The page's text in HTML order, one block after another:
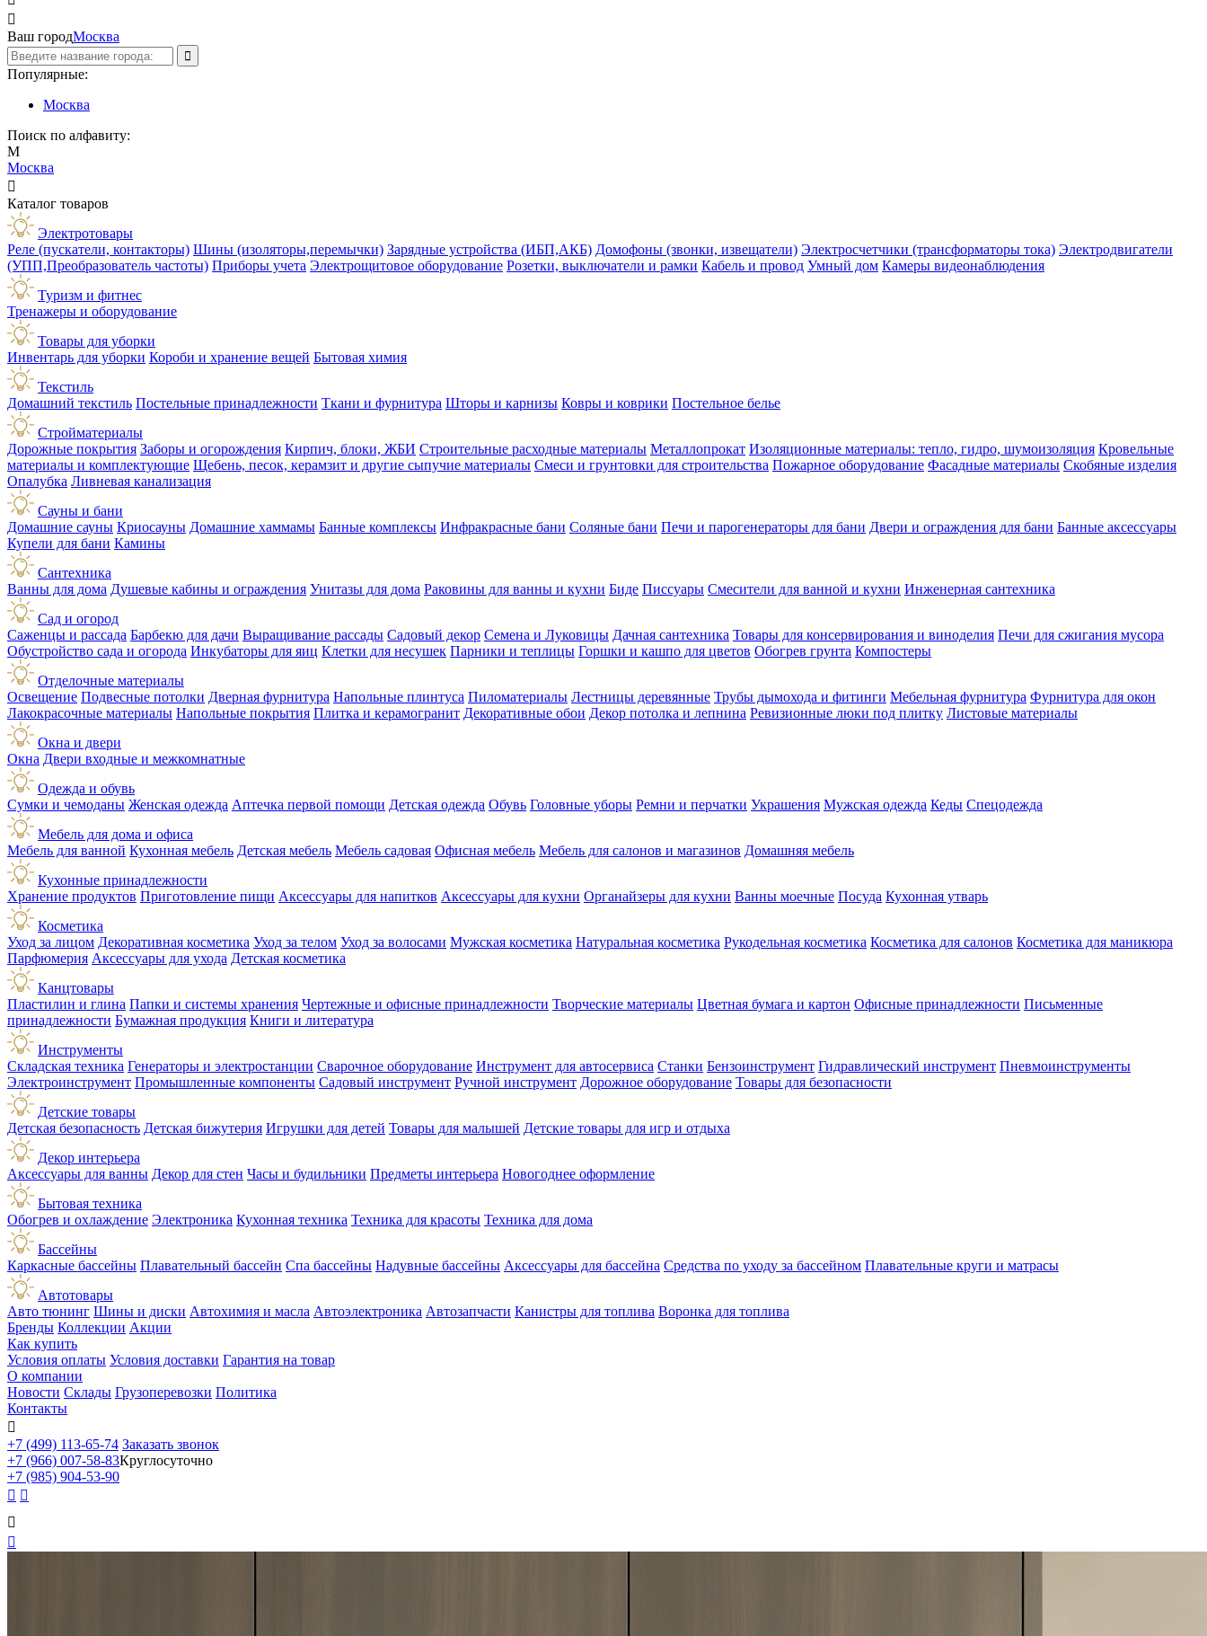

Ваш городМосква
Популярные:
Москва
Поиск по алфавиту:
М
Москва

Каталог товаров
Электротовары
Реле (пускатели, контакторы) Шины (изоляторы,перемычки) Зарядные устройства (ИБП,АКБ) Домофоны (звонки, извещатели) Электросчетчики (трансформаторы тока) Электродвигатели
(УПП,Преобразователь частоты) Приборы учета Электрощитовое оборудование Розетки, выключатели и рамки Кабель и провод Умный дом Камеры видеонаблюдения
Туризм и фитнес
Тренажеры и оборудование
Товары для уборки
Инвентарь для уборки Короби и хранение вещей Бытовая химия
Текстиль
Домашний текстиль Постельные принадлежности Ткани и фурнитура Шторы и карнизы Ковры и коврики Постельное белье
Стройматериалы
Дорожные покрытия Заборы и огорождения Кирпич, блоки, ЖБИ Строительные расходные материалы Металлопрокат Изоляционные материалы: тепло, гидро, шумоизоляция Кровельные
материалы и комплектующие Щебень, песок, керамзит и другие сыпучие материалы Смеси и грунтовки для строительства Пожарное оборудование Фасадные материалы Скобяные изделия
Опалубка Ливневая канализация
Сауны и бани
Домашние сауны Криосауны Домашние хаммамы Банные комплексы Инфракрасные бани Соляные бани Печи и парогенераторы для бани Двери и ограждения для бани Банные аксессуары
Купели для бани Камины
Сантехника
Ванны для дома Душевые кабины и ограждения Унитазы для дома Раковины для ванны и кухни Биде Писсуары Смесители для ванной и кухни Инженерная сантехника
Сад и огород
Саженцы и рассада Барбекю для дачи Выращивание рассады Садовый декор Семена и Луковицы Дачная сантехника Товары для консервирования и виноделия Печи для сжигания мусора
Обустройство сада и огорода Инкубаторы для яиц Клетки для несушек Парники и теплицы Горшки и кашпо для цветов Обогрев грунта Компостеры
Отделочные материалы
Освещение Подвесные потолки Дверная фурнитура Напольные плинтуса Пиломатериалы Лестницы деревянные Трубы дымохода и фитинги Мебельная фурнитура Фурнитура для окон
Лакокрасочные материалы Напольные покрытия Плитка и керамогранит Декоративные обои Декор потолка и лепнина Ревизионные люки под плитку Листовые материалы
Окна и двери
Окна Двери входные и межкомнатные
Одежда и обувь
Сумки и чемоданы Женская одежда Аптечка первой помощи Детская одежда Обувь Головные уборы Ремни и перчатки Украшения Мужская одежда Кеды Спецодежда
Мебель для дома и офиса
Мебель для ванной Кухонная мебель Детская мебель Мебель садовая Офисная мебель Мебель для салонов и магазинов Домашняя мебель
Кухонные принадлежности
Хранение продуктов Приготовление пищи Аксессуары для напитков Аксессуары для кухни Органайзеры для кухни Ванны моечные Посуда Кухонная утварь
Косметика
Уход за лицом Декоративная косметика Уход за телом Уход за волосами Мужская косметика Натуральная косметика Рукодельная косметика Косметика для салонов Косметика для маникюра
Парфюмерия Аксессуары для ухода Детская косметика
Канцтовары
Пластилин и глина Папки и системы хранения Чертежные и офисные принадлежности Творческие материалы Цветная бумага и картон Офисные принадлежности Письменные
принадлежности Бумажная продукция Книги и литература
Инструменты
Складская техника Генераторы и электростанции Сварочное оборудование Инструмент для автосервиса Станки Бензоинструмент Гидравлический инструмент Пневмоинструменты
Электроинструмент Промышленные компоненты Садовый инструмент Ручной инструмент Дорожное оборудование Товары для безопасности
Детские товары
Детская безопасность Детская бижутерия Игрушки для детей Товары для малышей Детские товары для игр и отдыха
Декор интерьера
Аксессуары для ванны Декор для стен Часы и будильники Предметы интерьера Новогоднее оформление
Бытовая техника
Обогрев и охлаждение Электроника Кухонная техника Техника для красоты Техника для дома
Бассейны
Каркасные бассейны Плавательный бассейн Спа бассейны Надувные бассейны Аксессуары для бассейна Средства по уходу за бассейном Плавательные круги и матрасы
Автотовары
Авто тюнинг Шины и диски Автохимия и масла Автоэлектроника Автозапчасти Канистры для топлива Воронка для топлива
Бренды Коллекции Акции
Как купить
Условия оплаты Условия доставки Гарантия на товар
О компании
Новости Склады Грузоперевозки Политика
Контакты

+7 (499) 113-65-74 Заказать звонок
+7 (966) 007-58-83Круглосуточно
+7 (985) 904-53-90
 

